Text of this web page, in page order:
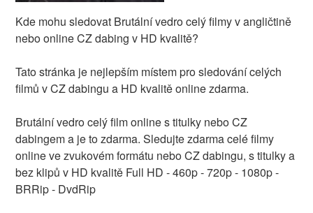
Kde mohu sledovat Brutální vedro celý filmy v angličtině
nebo online CZ dabing v HD kvalitě?
Tato stránka je nejlepším místem pro sledování celých
filmů v CZ dabingu a HD kvalitě online zdarma.
Brutální vedro celý film online s titulky nebo CZ
dabingem a je to zdarma. Sledujte zdarma celé filmy
online ve zvukovém formátu nebo CZ dabingu, s titulky a
bez klipů v HD kvalitě Full HD - 460p - 720p - 1080p -
BRRip - DvdRip